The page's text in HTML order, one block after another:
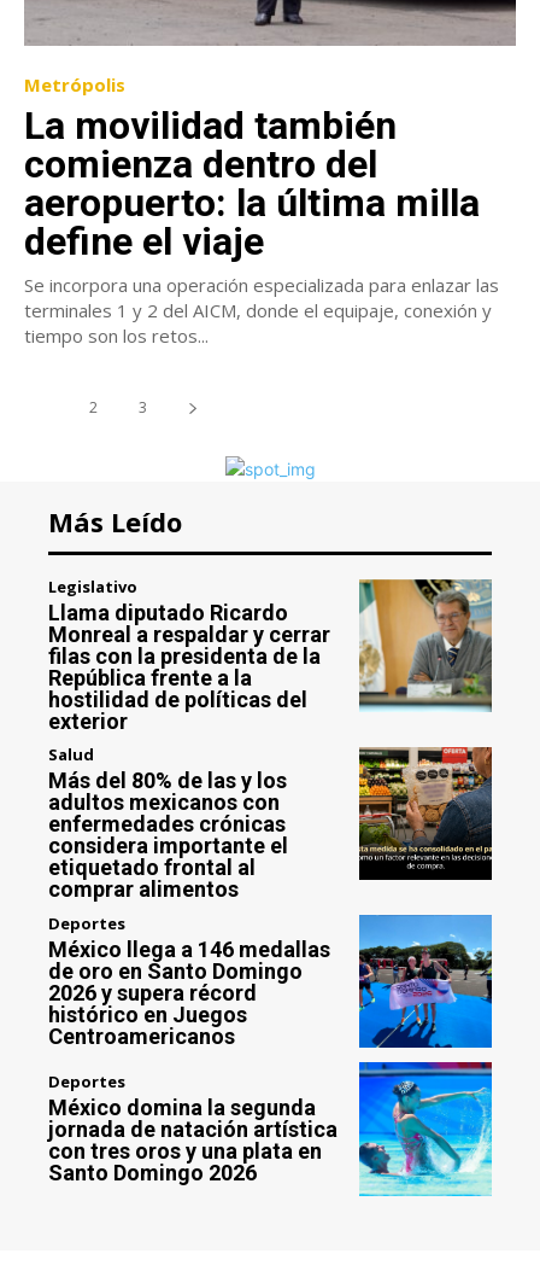
Metrópolis
La movilidad también
comienza dentro del
aeropuerto: la última milla
define el viaje
Se incorpora una operación especializada para enlazar las
terminales 1 y 2 del AICM, donde el equipaje, conexión y
tiempo son los retos...
2 3
Más Leído
Legislativo
Llama diputado Ricardo
Monreal a respaldar y cerrar
filas con la presidenta de la
República frente a la
hostilidad de políticas del
exterior
Salud
Más del 80% de las y los
adultos mexicanos con
enfermedades crónicas
considera importante el
etiquetado frontal al
comprar alimentos
Deportes
México llega a 146 medallas
de oro en Santo Domingo
2026 y supera récord
histórico en Juegos
Centroamericanos
Deportes
México domina la segunda
jornada de natación artística
con tres oros y una plata en
Santo Domingo 2026